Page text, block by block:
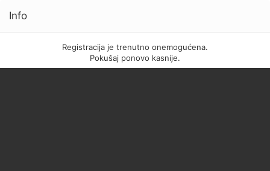
Info
Registracija je trenutno onemogućena.
Pokušaj ponovo kasnije.